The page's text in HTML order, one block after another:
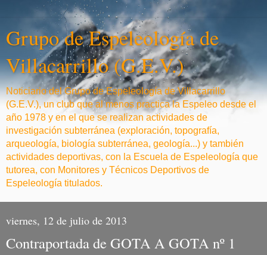
Grupo de Espeleología de
Villacarrillo (G.E.V.)
Noticiario del Grupo de Espeleología de Villacarrillo
(G.E.V.), un club que al menos practica la Espeleo desde el
año 1978 y en el que se realizan actividades de
investigación subterránea (exploración, topografía,
arqueología, biología subterránea, geología...) y también
actividades deportivas, con la Escuela de Espeleología que
tutorea, con Monitores y Técnicos Deportivos de
Espeleología titulados.
viernes, 12 de julio de 2013
Contraportada de GOTA A GOTA nº 1